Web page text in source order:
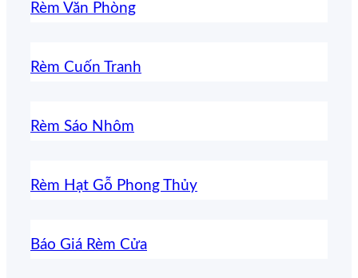
Rèm Văn Phòng
Rèm Cuốn Tranh
Rèm Sáo Nhôm
Rèm Hạt Gỗ Phong Thủy
Báo Giá Rèm Cửa